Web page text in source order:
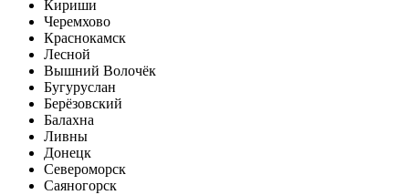
Кириши
Черемхово
Краснокамск
Лесной
Вышний Волочёк
Бугуруслан
Берёзовский
Балахна
Ливны
Донецк
Североморск
Саяногорск